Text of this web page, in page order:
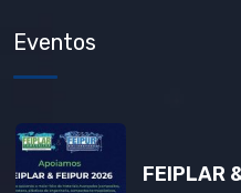
Eventos
FEIPLAR